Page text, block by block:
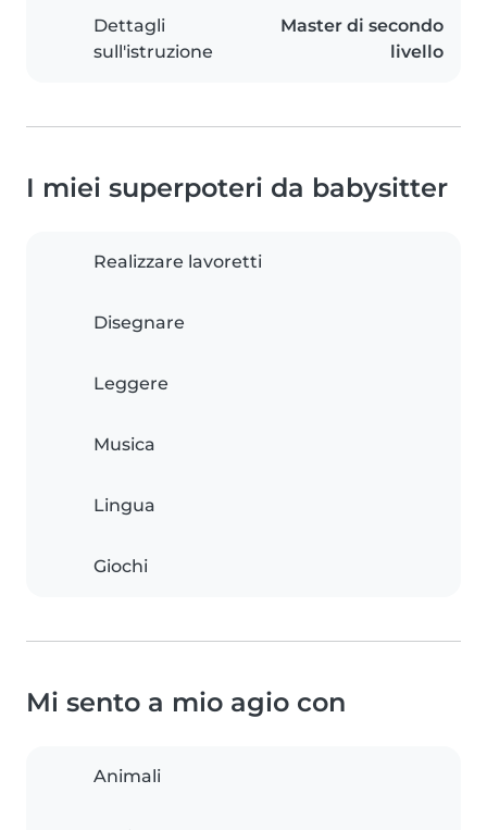
Dettagli
sull'istruzione
Master di secondo
livello
I miei superpoteri da babysitter
Realizzare lavoretti
Disegnare
Leggere
Musica
Lingua
Giochi
Mi sento a mio agio con
Animali